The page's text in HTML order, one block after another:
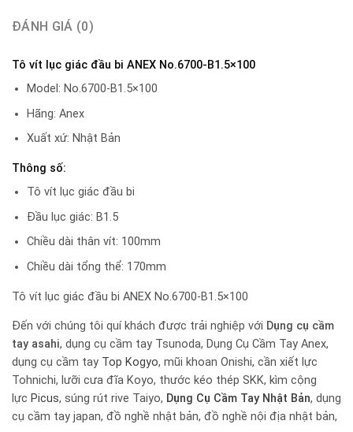
ĐÁNH GIÁ (0)
Tô vít lục giác đầu bi ANEX No.6700-B1.5×100
Model: No.6700-B1.5×100
Hãng: Anex
Xuất xứ: Nhật Bản
Thông số:
Tô vít lục giác đầu bi
Đầu lục giác: B1.5
Chiều dài thân vít: 100mm
Chiều dài tổng thể: 170mm
Tô vít lục giác đầu bi ANEX No.6700-B1.5×100
Đến với chúng tôi quí khách được trải nghiệp với Dụng cụ cầm
tay asahi, dụng cụ cầm tay Tsunoda, Dụng Cụ Cầm Tay Anex,
dụng cụ cầm tay Top Kogyo, mũi khoan Onishi, cần xiết lực
Tohnichi, lưỡi cưa đĩa Koyo, thước kéo thép SKK, kìm cộng
lực Picus, súng rút rive Taiyo, Dụng Cụ Cầm Tay Nhật Bản, dụng
cụ cầm tay japan, đồ nghề nhật bản, đồ nghề nội địa nhật bản,